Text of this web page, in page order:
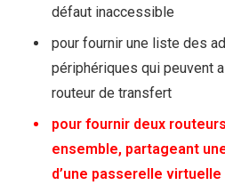
défaut inaccessible
pour fournir une liste des
périphériques qui peuvent
routeur de transfert
pour fournir deux
ensemble, partageant
d’une passerelle